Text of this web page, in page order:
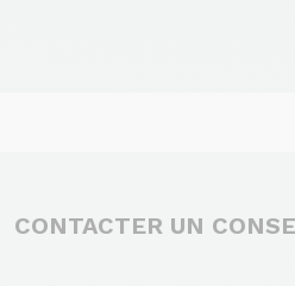
CONTACTER UN